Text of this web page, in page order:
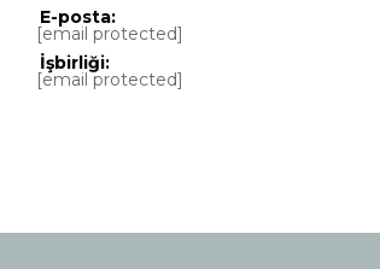
E-posta:
[email protected]
İşbirliği:
[email protected]